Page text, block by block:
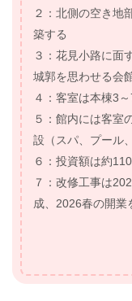
２：北側の空き地
築する
３：花見小路に面
城郭を思わせる会
４：客室は本棟3
５：館内には客室
設（スパ、プール
６：投資額は約
７：改修工事は
成、2026春の開業